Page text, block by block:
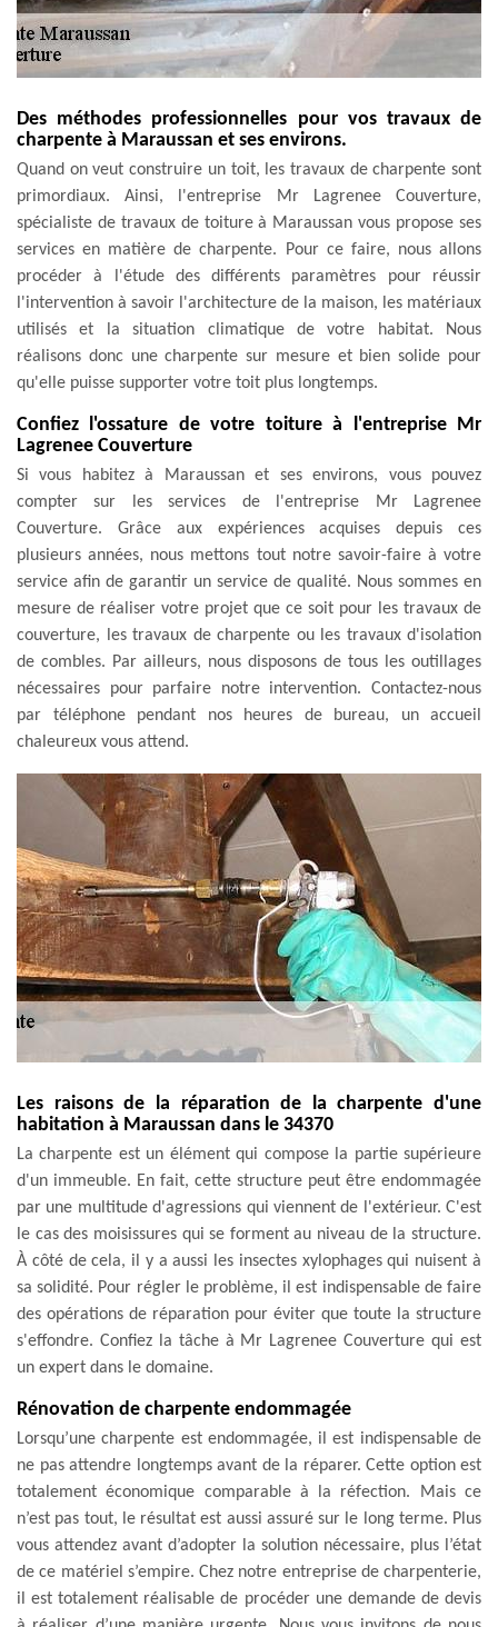
Des méthodes professionnelles pour vos travaux de
charpente à Maraussan et ses environs.
Quand on veut construire un toit, les travaux de charpente sont
primordiaux. Ainsi, l'entreprise Mr Lagrenee Couverture,
spécialiste de travaux de toiture à Maraussan vous propose ses
services en matière de charpente. Pour ce faire, nous allons
procéder à l'étude des différents paramètres pour réussir
l'intervention à savoir l'architecture de la maison, les matériaux
utilisés et la situation climatique de votre habitat. Nous
réalisons donc une charpente sur mesure et bien solide pour
qu'elle puisse supporter votre toit plus longtemps.
Confiez l'ossature de votre toiture à l'entreprise Mr
Lagrenee Couverture
Si vous habitez à Maraussan et ses environs, vous pouvez
compter sur les services de l'entreprise Mr Lagrenee
Couverture. Grâce aux expériences acquises depuis ces
plusieurs années, nous mettons tout notre savoir-faire à votre
service afin de garantir un service de qualité. Nous sommes en
mesure de réaliser votre projet que ce soit pour les travaux de
couverture, les travaux de charpente ou les travaux d'isolation
de combles. Par ailleurs, nous disposons de tous les outillages
nécessaires pour parfaire notre intervention. Contactez-nous
par téléphone pendant nos heures de bureau, un accueil
chaleureux vous attend.
Les raisons de la réparation de la charpente d'une
habitation à Maraussan dans le 34370
La charpente est un élément qui compose la partie supérieure
d'un immeuble. En fait, cette structure peut être endommagée
par une multitude d'agressions qui viennent de l'extérieur. C'est
le cas des moisissures qui se forment au niveau de la structure.
À côté de cela, il y a aussi les insectes xylophages qui nuisent à
sa solidité. Pour régler le problème, il est indispensable de faire
des opérations de réparation pour éviter que toute la structure
s'effondre. Confiez la tâche à Mr Lagrenee Couverture qui est
un expert dans le domaine.
Rénovation de charpente endommagée
Lorsqu’une charpente est endommagée, il est indispensable de
ne pas attendre longtemps avant de la réparer. Cette option est
totalement économique comparable à la réfection. Mais ce
n’est pas tout, le résultat est aussi assuré sur le long terme. Plus
vous attendez avant d’adopter la solution nécessaire, plus l’état
de ce matériel s’empire. Chez notre entreprise de charpenterie,
il est totalement réalisable de procéder une demande de devis